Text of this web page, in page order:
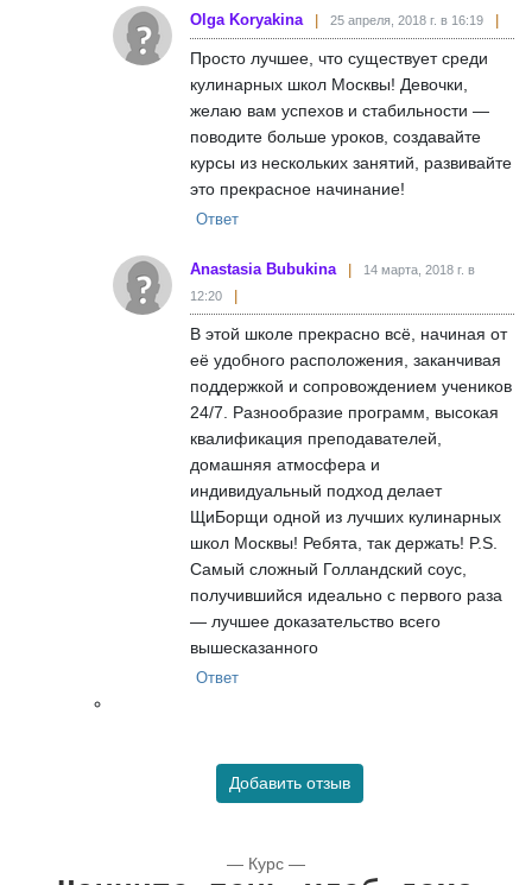
Olga Koryakina 25 апреля, 2018 г. в 16:19
Просто лучшее, что существует среди
кулинарных школ Москвы! Девочки,
желаю вам успехов и стабильности —
поводите больше уроков, создавайте
курсы из нескольких занятий, развивайте
это прекрасное начинание!
Ответ
Anastasia Bubukina
14 марта, 2018 г. в
12:20
В этой школе прекрасно всё, начиная от
её удобного расположения, заканчивая
поддержкой и сопровождением учеников
24/7. Разнообразие программ, высокая
квалификация преподавателей,
домашняя атмосфера и
индивидуальный подход делает
ЩиБорщи одной из лучших кулинарных
школ Москвы! Ребята, так держать! P.S.
Самый сложный Голландский соус,
получившийся идеально с первого раза
— лучшее доказательство всего
вышесказанного
Ответ
Добавить отзыв
— Курс —